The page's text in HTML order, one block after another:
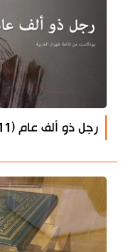
رجل ذو ألف عام (11)